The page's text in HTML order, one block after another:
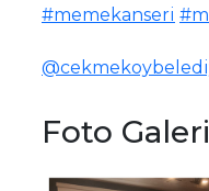
#memekanseri
Foto Galeri